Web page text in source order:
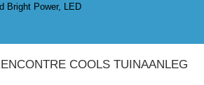
Bright Power, LED
COOLS TUINAANLEG